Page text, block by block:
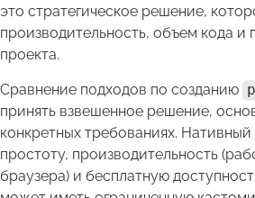
это стратегическое решение,
производительность, объем кода
проекта.
Сравнение подходов по созданию
принять взвешенное решение,
конкретных требованиях. Нативный
простоту, производительность
браузера) и бесплатную